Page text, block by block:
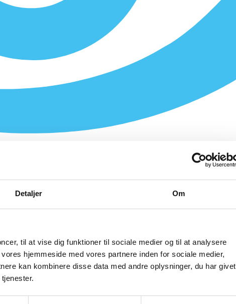
Detaljer Om
til at vise dig funktioner til sociale medier og til at analysere
hjemmeside med vores partnere inden for sociale medier,
kan kombinere disse data med andre oplysninger, du har givet
hærdet glas m9x21